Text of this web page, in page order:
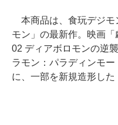
本商品は、食玩デジモ
モン」の最新作。映画
02 ディアボロモンの逆
ラモン：パラディンモ
に、一部を新規造形した